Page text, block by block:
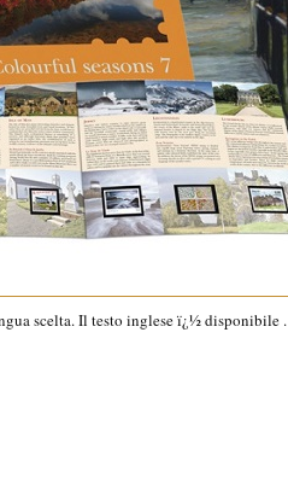
scelta. Il testo inglese ï¿½ disponibile .